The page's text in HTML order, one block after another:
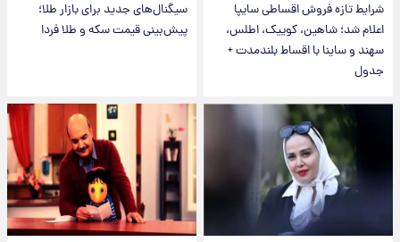
شرایط تازه فروش اقساطی سایپا
اعلام شد؛ شاهین، کوییک، اطلس،
سهند و ساینا با اقساط بلندمدت +
جدول
سیگنال‌های جدید برای بازار طلا؛
پیش‌بینی قیمت سکه و طلا فردا